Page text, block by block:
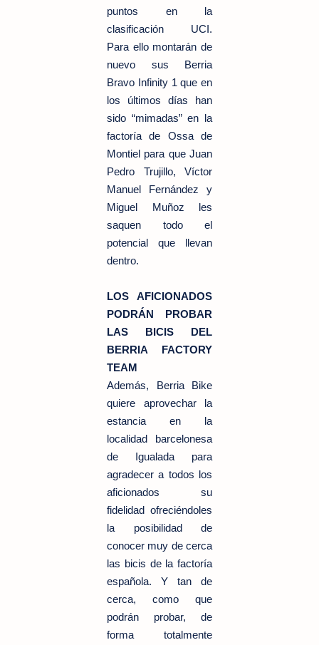
puntos en la
clasificación UCI.
Para ello montarán de
nuevo sus Berria
Bravo Infinity 1 que en
los últimos días han
sido “mimadas” en la
factoría de Ossa de
Montiel para que Juan
Pedro Trujillo, Víctor
Manuel Fernández y
Miguel Muñoz les
saquen todo el
potencial que llevan
dentro.
LOS AFICIONADOS
PODRÁN PROBAR
LAS BICIS DEL
BERRIA FACTORY
TEAM
Además, Berria Bike
quiere aprovechar la
estancia en la
localidad barcelonesa
de Igualada para
agradecer a todos los
aficionados su
fidelidad ofreciéndoles
la posibilidad de
conocer muy de cerca
las bicis de la factoría
española. Y tan de
cerca, como que
podrán probar, de
forma totalmente